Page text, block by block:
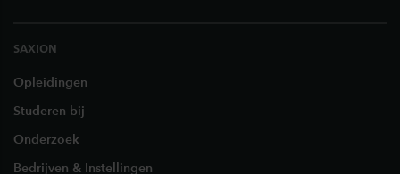
SAXION
Opleidingen
Studeren bij
Onderzoek
Bedrijven & Instellingen